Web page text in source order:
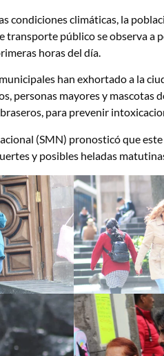
condiciones climáticas, la
transporte público se observa a
horas del día.
han exhortado a la
personas mayores y mascotas
para prevenir
(SMN) pronosticó que
y posibles heladas